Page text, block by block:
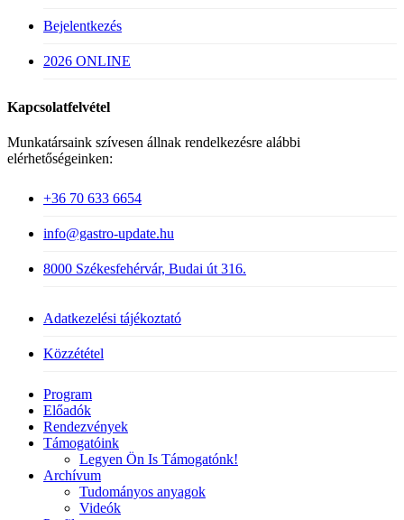
Bejelentkezés
2026 ONLINE
Kapcsolatfelvétel
Munkatársaink szívesen állnak rendelkezésre alábbi
elérhetőségeinken:
+36 70 633 6654
info@gastro-update.hu
8000 Székesfehérvár, Budai út 316.
Adatkezelési tájékoztató
Közzététel
Close
Menu
Program
Előadók
Rendezvények
Támogatóink
Legyen Ön Is Támogatónk!
Archívum
Tudományos anyagok
Videók